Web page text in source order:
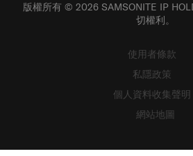
版權所有 © 2026 SAMSONITE IP
切權利。
使用者條款
私隱政策
個人資料收集聲明
網站地圖